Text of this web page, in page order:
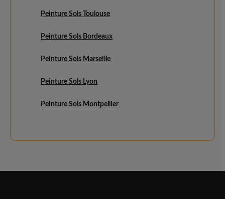
Peinture Sols Toulouse
Peinture Sols Bordeaux
Peinture Sols Marseille
Peinture Sols Lyon
Peinture Sols Montpellier